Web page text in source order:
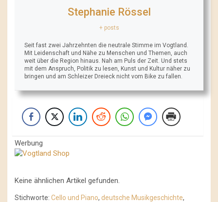
Stephanie Rössel
+ posts
Seit fast zwei Jahrzehnten die neutrale Stimme im Vogtland.
Mit Leidenschaft und Nähe zu Menschen und Themen, auch
weit über die Region hinaus. Nah am Puls der Zeit. Und stets
mit dem Anspruch, Politik zu lesen, Kunst und Kultur näher zu
bringen und am Schleizer Dreieck nicht vom Bike zu fallen.
Werbung
Keine ähnlichen Artikel gefunden.
Stichworte: Cello und Piano, deutsche Musikgeschichte,